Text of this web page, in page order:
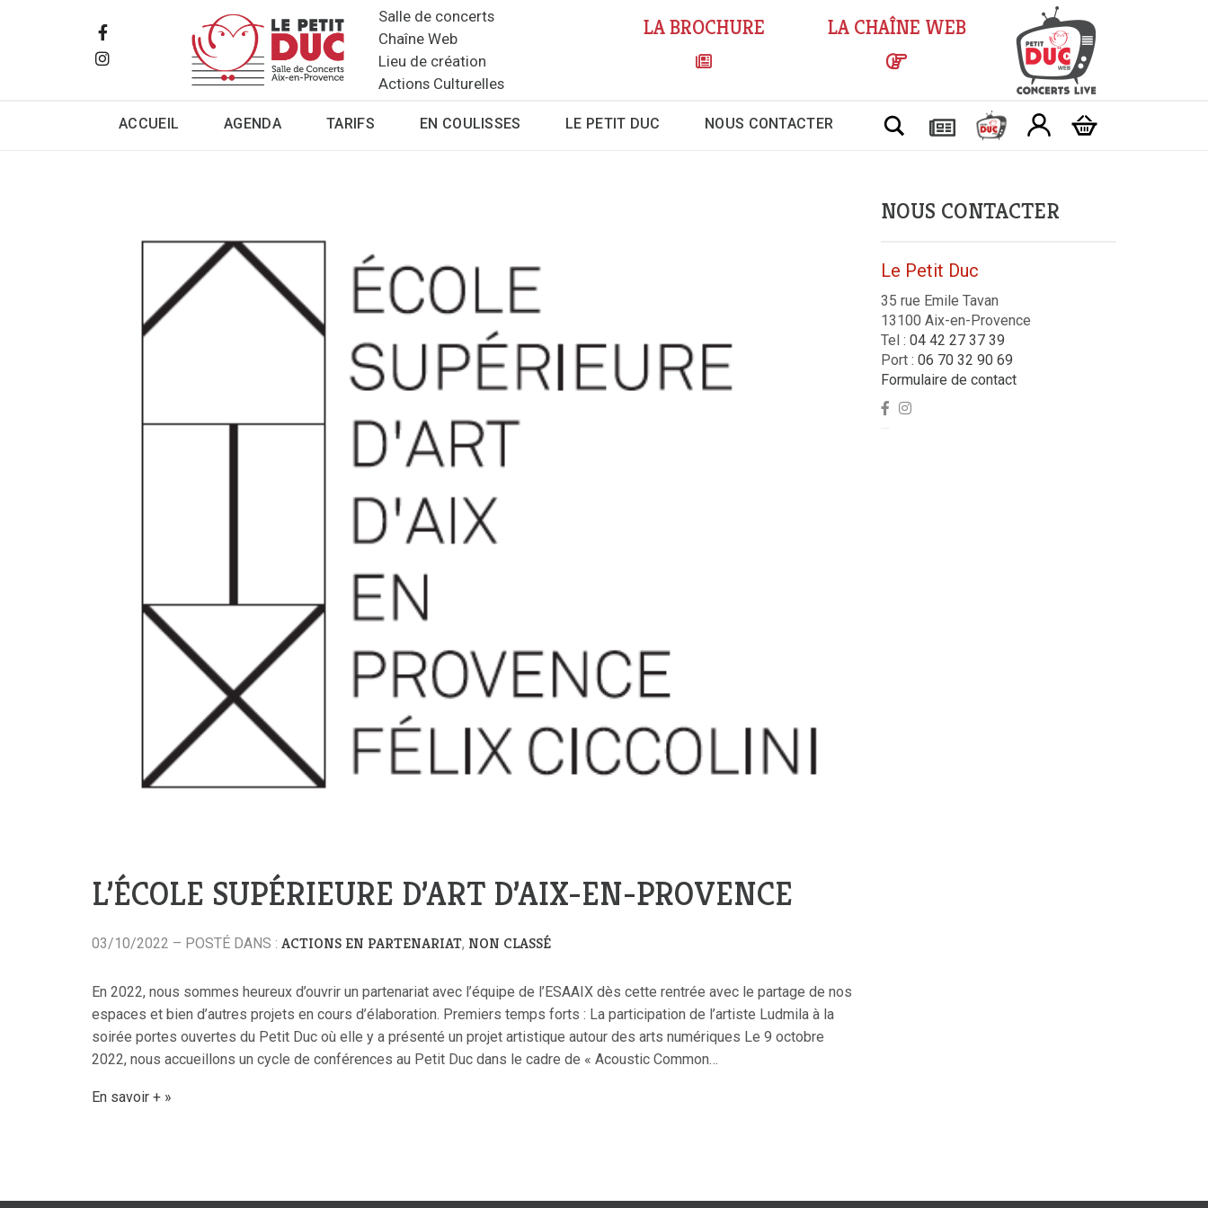
Salle de concerts
Chaîne Web
Lieu de création
Actions Culturelles
LA BROCHURE LA CHAÎNE WEB
ACCUEIL AGENDA TARIFS EN COULISSES LE PETIT DUC NOUS CONTACTER Chercher
L’ÉCOLE SUPÉRIEURE D’ART D’AIX-EN-PROVENCE
03/10/2022 – POSTÉ DANS : ACTIONS EN PARTENARIAT, NON CLASSÉ
En 2022, nous sommes heureux d’ouvrir un partenariat avec l’équipe de l’ESAAIX dès cette rentrée avec le partage de nos
espaces et bien d’autres projets en cours d’élaboration. Premiers temps forts : La participation de l’artiste Ludmila à la
soirée portes ouvertes du Petit Duc où elle y a présenté un projet artistique autour des arts numériques Le 9 octobre
2022, nous accueillons un cycle de conférences au Petit Duc dans le cadre de « Acoustic Common…
En savoir +
NOUS CONTACTER
Le Petit Duc
35 rue Emile Tavan
13100 Aix-en-Provence
Tel : 04 42 27 37 39
Port : 06 70 32 90 69
Formulaire de contact